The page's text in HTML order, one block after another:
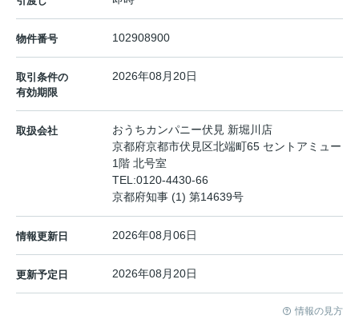
物件番号 102908900
取引条件の
有効期限
2026年08月20日
取扱会社
おうちカンパニー伏見 新堀川店
京都府京都市伏見区北端町65 セントアミュー
1階 北号室
TEL:0120-4430-66
京都府知事 (1) 第14639号
情報更新日 2026年08月06日
更新予定日 2026年08月20日
情報の見方